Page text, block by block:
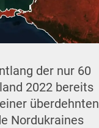
der nur 60
2022 bereits
überdehnten
Nordukraines